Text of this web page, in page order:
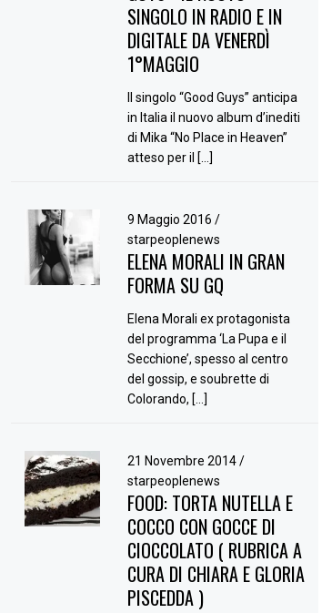
SINGOLO IN RADIO E IN
DIGITALE DA VENERDÌ
1°MAGGIO
Il singolo “Good Guys” anticipa
in Italia il nuovo album d’inediti
di Mika “No Place in Heaven”
atteso per il […]
9 Maggio 2016 /
starpeoplenews
ELENA MORALI IN GRAN
FORMA SU GQ
Elena Morali ex protagonista
del programma ‘La Pupa e il
Secchione’, spesso al centro
del gossip, e soubrette di
Colorando, […]
21 Novembre 2014/
starpeoplenews
FOOD: TORTA NUTELLA E
COCCO CON GOCCE DI
CIOCCOLATO ( RUBRICA A
CURA DI CHIARA E GLORIA
PISCEDDA )